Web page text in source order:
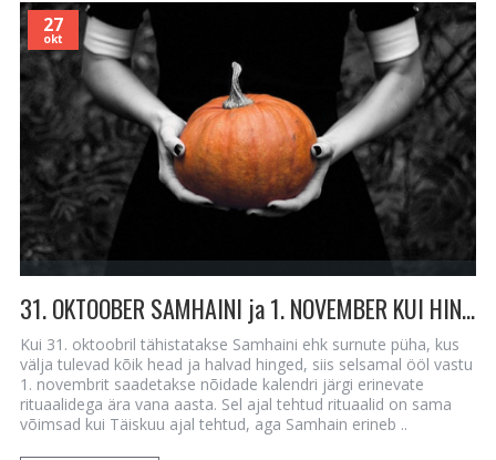
27
okt
31. OKTOOBER SAMHAINI ja 1. NOVEMBER KUI HINGEDE RAHU AEG
Kui 31. oktoobril tähistatakse Samhaini ehk surnute püha, kus
välja tulevad kõik head ja halvad hinged, siis selsamal ööl vastu
1. novembrit saadetakse nõidade kalendri järgi erinevate
rituaalidega ära vana aasta. Sel ajal tehtud rituaalid on sama
võimsad kui Täiskuu ajal tehtud, aga Samhain erineb ..